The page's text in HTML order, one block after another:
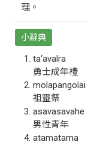
理。
小辭典
ta‘avalra
勇士成年禮
molapangolai
祖靈祭
asavasavahe
男性青年
atamatama